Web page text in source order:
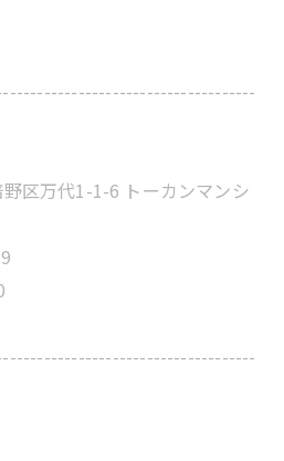
区万代1-1-6 トーカンマンシ